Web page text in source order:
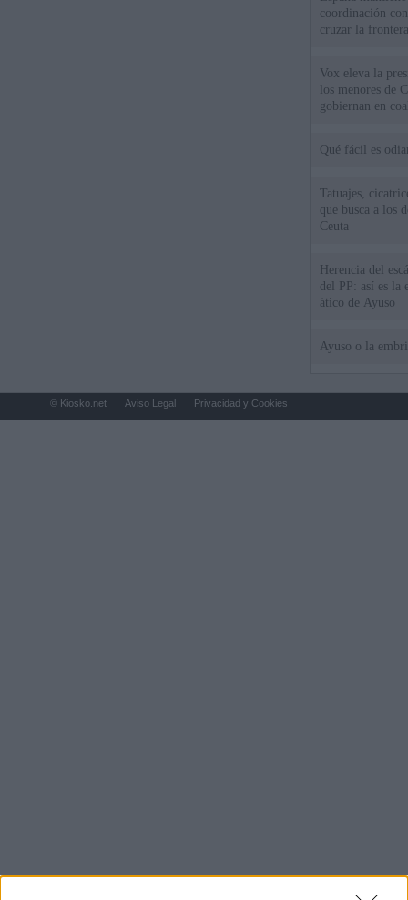
coordinación
cruzar la
Vox eleva la
los menores de
gobiernan en
Qué fácil es
Tatuajes,
que busca a los
Ceuta
Herencia del
del PP: así es la
ático de Ayuso
Ayuso o la
© Kiosko.net Aviso Legal Privacidad y Cookies